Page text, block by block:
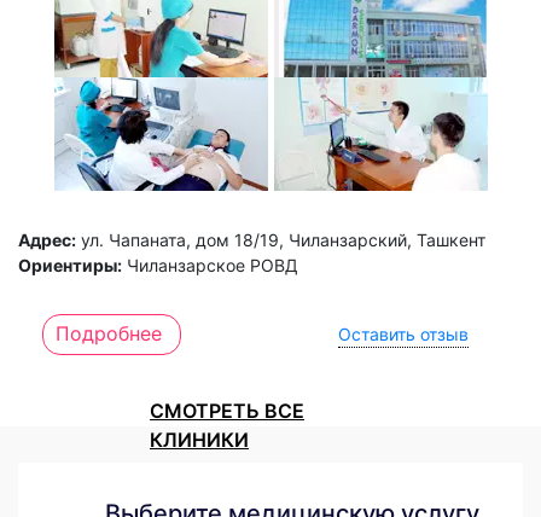
Адрес: ул. Чапаната, дом 18/19, Чиланзарский, Ташкент
Ориентиры: Чиланзарское РОВД
Подробнее Оставить отзыв
СМОТРЕТЬ ВСЕ
КЛИНИКИ